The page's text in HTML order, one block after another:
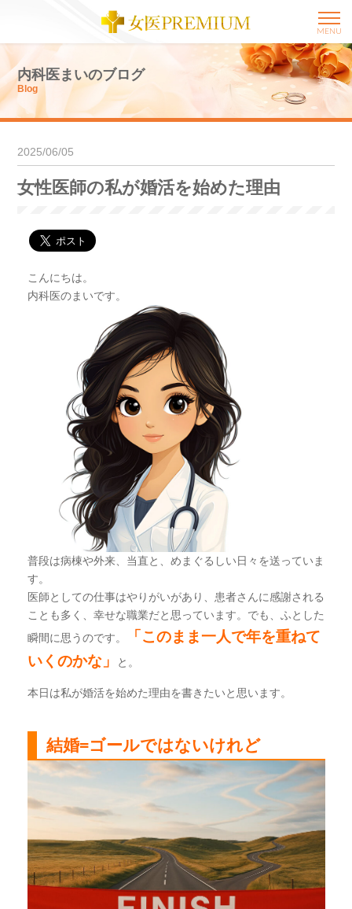
MENU
内科医まいのブログ
Blog
2025/06/05
女性医師の私が婚活を始めた理由
こんにちは。
内科医のまいです。
普段は病棟や外来、当直と、めまぐるしい日々を送っていま
す。
医師としての仕事はやりがいがあり、患者さんに感謝される
ことも多く、幸せな職業だと思っています。でも、ふとした
瞬間に思うのです。
「このまま一人で年を重ねて
いくのかな」
と。
本日は私が婚活を始めた理由を書きたいと思います。
結婚=ゴールではないけれど